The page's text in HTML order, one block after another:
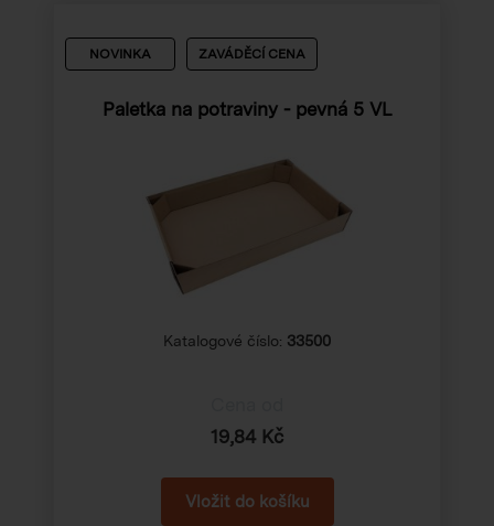
NOVINKA ZAVÁDĚCÍ CENA
Paletka na potraviny - pevná 5 VL
Katalogové číslo: 33500
19,84 Kč